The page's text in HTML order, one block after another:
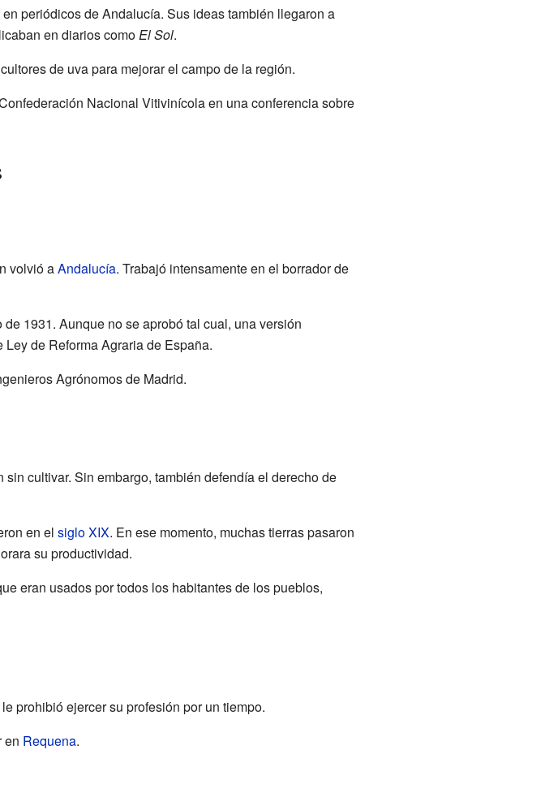
periódicos de Andalucía. Sus ideas también llegaron a
en diarios comoEl Sol.
de uva para mejorar el campo de la región.
Nacional Vitivinícola en una conferencia sobre
volvió aAndalucía. Trabajó intensamente en el borrador de
1931. Aunque no se aprobó tal cual, una versión
de Reforma Agraria de España.
Agrónomos de Madrid.
cultivar. Sin embargo, también defendía el derecho de
en el siglo XIX. En ese momento, muchas tierras pasaron
su productividad.
eran usados por todos los habitantes de los pueblos,
prohibió ejercer su profesión por un tiempo.
en Requena.